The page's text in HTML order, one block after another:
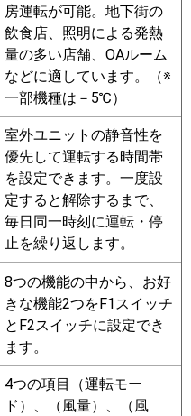
PA-P50U6HB PA-
PA-P50U6H PA-
房運転が可能。地下街の
飲食店、照明による発熱
量の多い店舗、OAルーム
などに適しています。（※
一部機種は－5℃）
室外ユニットの静音性を
優先して運転する時間帯
を設定できます。一度設
定すると解除するまで、
毎日同一時刻に運転・停
止を繰り返します。
8つの機能の中から、お好
きな機能2つをF1スイッチ
とF2スイッチに設定でき
ます。
4つの項目（運転モー
ド）、（風量）、（風